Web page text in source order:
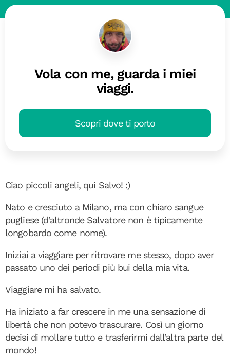
Vola con me, guarda i miei
viaggi.
Scopri dove ti porto
Ciao piccoli angeli, qui Salvo! :)
Nato e cresciuto a Milano, ma con chiaro sangue
pugliese (d’altronde Salvatore non è tipicamente
longobardo come nome).
Iniziai a viaggiare per ritrovare me stesso, dopo aver
passato uno dei periodi più bui della mia vita.
Viaggiare mi ha salvato.
Ha iniziato a far crescere in me una sensazione di
libertà che non potevo trascurare. Così un giorno
decisi di mollare tutto e trasferirmi dall’altra parte del
mondo!